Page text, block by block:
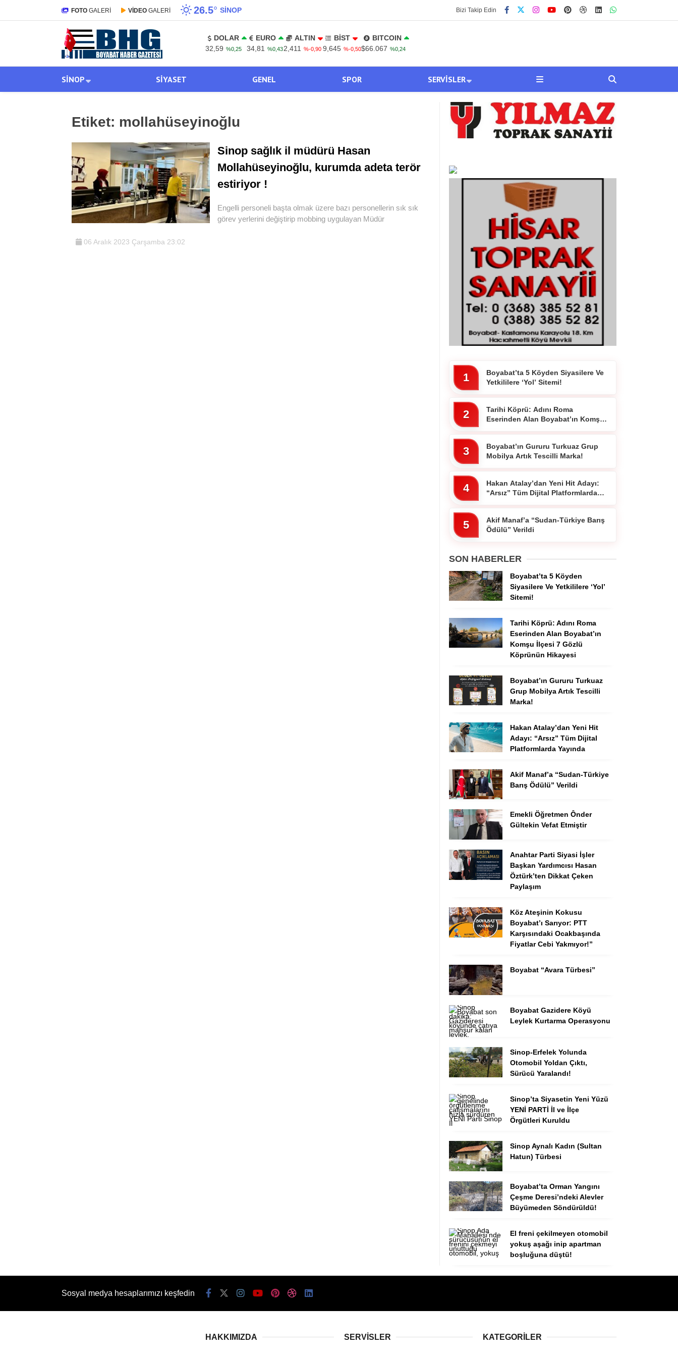
FOTO GALERİ VİDEO GALERİ 26.5° SINOP Bizi Takip Edin
DOLAR
32,59 %0,25
EURO
34,81
%0,43
ALTIN
2,411
%-0,90
BİST
9,645 %-0,50
BITCOIN
$66.067 %0,24
SINOP SIYASET GENEL SPOR SERVISLER
Etiket: mollahüseyinoğlu
Sinop sağlık il müdürü Hasan
Mollahüseyinoğlu, kurumda adeta terör
estiriyor !
Engelli personeli başta olmak üzere bazı personellerin sık sık
görev yerlerini değiştirip mobbing uygulayan Müdür
06 Aralık 2023 Çarşamba 23:02
1
Boyabat’ta 5 Köyden Siyasilere Ve
Yetkililere ‘Yol’ Sitemi!
2
Tarihi Köprü: Adını Roma
Eserinden Alan Boyabat’ın Komşu
3
Boyabat’ın Gururu Turkuaz Grup
Mobilya Artık Tescilli Marka!
4
Hakan Atalay’dan Yeni Hit Adayı:
“Arsız” Tüm Dijital Platformlarda
5
Akif Manaf’a “Sudan-Türkiye Barış
Ödülü” Verildi
SON HABERLER
Boyabat’ta 5 Köyden
Siyasilere Ve Yetkililere ‘Yol’
Sitemi!
Tarihi Köprü: Adını Roma
Eserinden Alan Boyabat’ın
Komşu İlçesi 7 Gözlü
Köprünün Hikayesi
Boyabat’ın Gururu Turkuaz
Grup Mobilya Artık Tescilli
Marka!
Hakan Atalay’dan Yeni Hit
Adayı: “Arsız” Tüm Dijital
Platformlarda Yayında
Akif Manaf’a “Sudan-Türkiye
Barış Ödülü” Verildi
Emekli Öğretmen Ônder
Gültekin Vefat Etmiştir
Anahtar Parti Siyasi İşler
Başkan Yardımcısı Hasan
Öztürk’ten Dikkat Çeken
Paylaşım
Köz Ateşinin Kokusu
Boyabat’ı Sarıyor: PTT
Karşısındaki Ocakbaşında
Fiyatlar Cebi Yakmıyor!”
Boyabat “Avara Türbesi”
Boyabat Gazidere Köyü
Leylek Kurtarma Operasyonu
Sinop-Erfelek Yolunda
Otomobil Yoldan Çıktı,
Sürücü Yaralandı!
Sinop’ta Siyasetin Yeni Yüzü
YENİ PARTİ İl ve İlçe
Örgütleri Kuruldu
Sinop Aynalı Kadın (Sultan
Hatun) Türbesi
Boyabat’ta Orman Yangını
Çeşme Deresi’ndeki Alevler
Büyümeden Söndürüldü!
El freni çekilmeyen otomobil
yokuş aşağı inip apartman
boşluğuna düştü!
Sosyal medya hesaplarımızı keşfedin
HAKKIMIZDA SERVISLER KATEGORILER